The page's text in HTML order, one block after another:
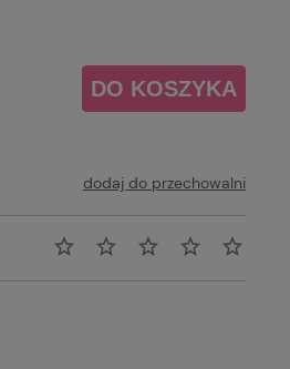
DO KOSZYKA
dodaj do przechowalni